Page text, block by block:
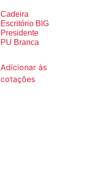
Cadeira
Escritório BIG
Presidente
PU Branca
Adicionar às
cotações